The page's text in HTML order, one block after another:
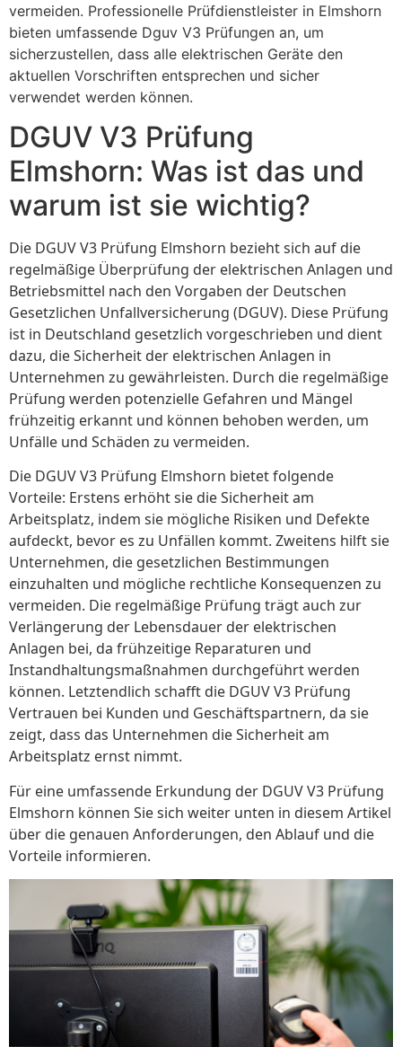
vermeiden. Professionelle Prüfdienstleister in Elmshorn
bieten umfassende Dguv V3 Prüfungen an, um
sicherzustellen, dass alle elektrischen Geräte den
aktuellen Vorschriften entsprechen und sicher
verwendet werden können.
DGUV V3 Prüfung
Elmshorn: Was ist das und
warum ist sie wichtig?
Die DGUV V3 Prüfung Elmshorn bezieht sich auf die
regelmäßige Überprüfung der elektrischen Anlagen und
Betriebsmittel nach den Vorgaben der Deutschen
Gesetzlichen Unfallversicherung (DGUV). Diese Prüfung
ist in Deutschland gesetzlich vorgeschrieben und dient
dazu, die Sicherheit der elektrischen Anlagen in
Unternehmen zu gewährleisten. Durch die regelmäßige
Prüfung werden potenzielle Gefahren und Mängel
frühzeitig erkannt und können behoben werden, um
Unfälle und Schäden zu vermeiden.
Die DGUV V3 Prüfung Elmshorn bietet folgende
Vorteile: Erstens erhöht sie die Sicherheit am
Arbeitsplatz, indem sie mögliche Risiken und Defekte
aufdeckt, bevor es zu Unfällen kommt. Zweitens hilft sie
Unternehmen, die gesetzlichen Bestimmungen
einzuhalten und mögliche rechtliche Konsequenzen zu
vermeiden. Die regelmäßige Prüfung trägt auch zur
Verlängerung der Lebensdauer der elektrischen
Anlagen bei, da frühzeitige Reparaturen und
Instandhaltungsmaßnahmen durchgeführt werden
können. Letztendlich schafft die DGUV V3 Prüfung
Vertrauen bei Kunden und Geschäftspartnern, da sie
zeigt, dass das Unternehmen die Sicherheit am
Arbeitsplatz ernst nimmt.
Für eine umfassende Erkundung der DGUV V3 Prüfung
Elmshorn können Sie sich weiter unten in diesem Artikel
über die genauen Anforderungen, den Ablauf und die
Vorteile informieren.